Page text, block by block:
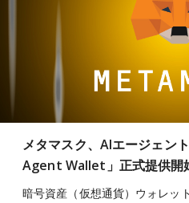
メタマスク、AIエージェン
Agent Wallet」正式提供開
暗号資産（仮想通貨）ウォレッ